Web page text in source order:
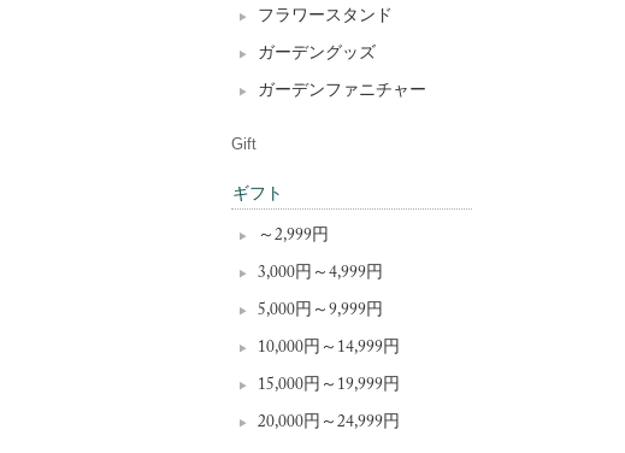
フラワースタンド
ガーデングッズ
ガーデンファニチャー
Gift
ギフト
～2,999円
3,000円～4,999円
5,000円～9,999円
10,000円～14,999円
15,000円～19,999円
20,000円～24,999円